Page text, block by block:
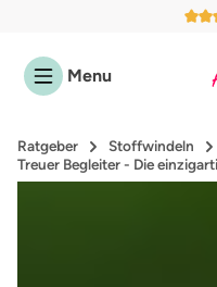
Zum Hauptinhalt springen
Menu
Ratgeber
Stoffwindeln
Treuer Begleiter - Die